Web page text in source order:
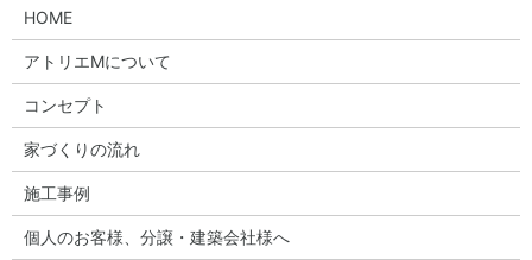
HOME
アトリエMについて
コンセプト
家づくりの流れ
施工事例
個人のお客様、分譲・建築会社様へ